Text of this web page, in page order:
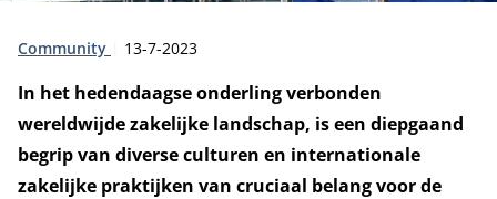
Type:
Community Publicatiedatum:
13-7-2023
In het hedendaagse onderling verbonden
wereldwijde zakelijke landschap, is een diepgaand
begrip van diverse culturen en internationale
zakelijke praktijken van cruciaal belang voor de